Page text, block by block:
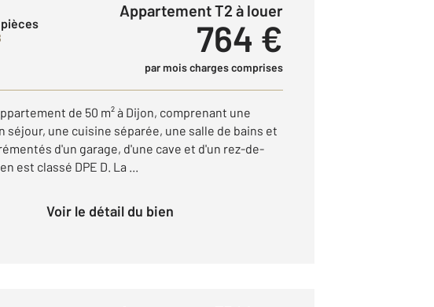
pièces
Appartement T2 à louer
764 €
par mois charges comprises
de 50 m² à Dijon, comprenant une
séjour, une cuisine séparée, une salle de bains et
d'un garage, d'une cave et d'un rez-de-
est classé DPE D. La ...
Voir le détail du bien